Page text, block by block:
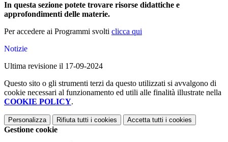
In questa sezione potete trovare risorse didattiche e
approfondimenti delle materie.
Per accedere ai Programmi svolti clicca qui
Notizie
Ultima revisione il 17-09-2024
Questo sito o gli strumenti terzi da questo utilizzati si avvalgono di
cookie necessari al funzionamento ed utili alle finalità illustrate nella
COOKIE POLICY.
Personalizza Rifiuta tutti i cookies Accetta tutti i cookies
Gestione cookie